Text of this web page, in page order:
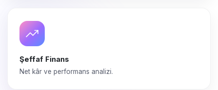
Şeffaf Finans
Net kâr ve performans analizi.